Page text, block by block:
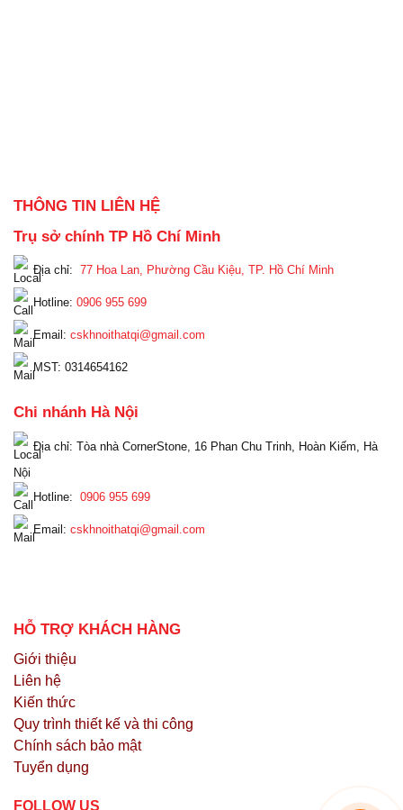
THÔNG TIN LIÊN HỆ
Trụ sở chính TP Hồ Chí Minh
Địa chỉ: 77 Hoa Lan, Phường Cầu Kiệu, TP. Hồ Chí Minh
Hotline: 0906 955 699
Email: cskhnoithatqi@gmail.com
MST: 0314654162
Chi nhánh Hà Nội
Địa chỉ: Tòa nhà CornerStone, 16 Phan Chu Trinh, Hoàn Kiếm, Hà
Nội
Hotline: 0906 955 699
Email: cskhnoithatqi@gmail.com
HỖ TRỢ KHÁCH HÀNG
Giới thiệu
Liên hệ
Kiến thức
Quy trình thiết kế và thi công
Chính sách bảo mật
Tuyển dụng
FOLLOW US